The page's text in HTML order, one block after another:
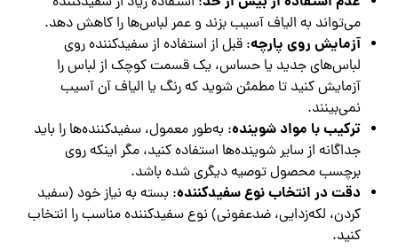
می‌تواند به الیاف آسیب بزند و عمر لباس‌ها را کاهش دهد.
آزمایش روی پارچه: قبل از استفاده از سفیدکننده روی
لباس‌های جدید یا حساس، یک قسمت کوچک از لباس را
آزمایش کنید تا مطمئن شوید که رنگ یا الیاف آن آسیب
نمی‌بینند.
ترکیب با مواد شوینده: به‌طور معمول، سفیدکننده‌ها را باید
جداگانه از سایر شوینده‌ها استفاده کنید، مگر اینکه روی
برچسب محصول توصیه دیگری شده باشد.
دقت در انتخاب نوع سفیدکننده: بسته به نیاز خود (سفید
کردن، لکه‌زدایی، ضدعفونی) نوع سفیدکننده مناسب را انتخاب
کنید.